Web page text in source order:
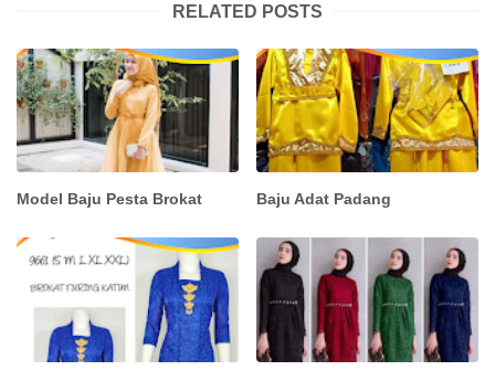
RELATED POSTS
Model Baju Pesta Brokat Baju Adat Padang